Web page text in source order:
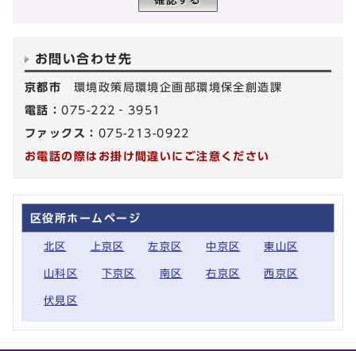
お問い合わせ先
京都市 環境政策局環境企画部環境保全創造課
電話：075-222‐3951
ファックス： 075-213-0922
お電話の際はお掛け間違いにご注意ください
区役所ホームページ
北区 上京区 左京区 中京区 東山区
山科区 下京区 南区 右京区 西京区
伏見区